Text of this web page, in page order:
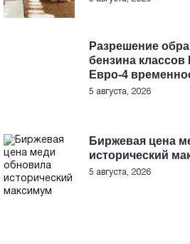
Разрешение
бензина
Евро-4
5 августа, 2026
Биржевая цена
исторический
5 августа, 2026